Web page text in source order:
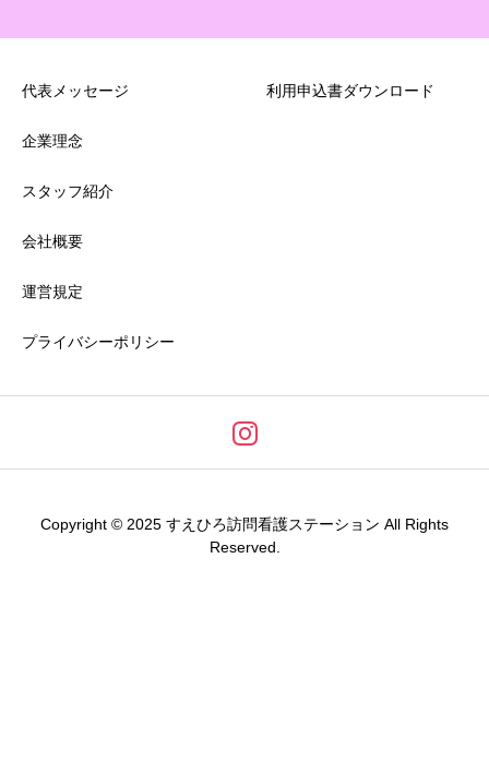
代表メッセージ
企業理念
スタッフ紹介
会社概要
運営規定
プライバシーポリシー
利用申込書ダウンロード
Copyright © 2025 すえひろ訪問看護ステーション All Rights
Reserved.